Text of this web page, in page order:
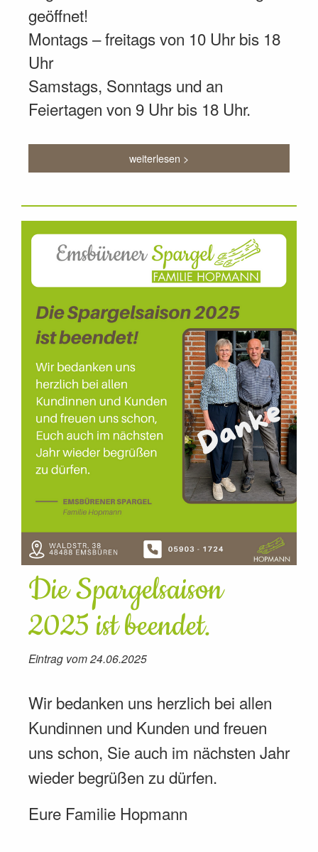
geöffnet!
Montags – freitags von 10 Uhr bis 18
Uhr
Samstags, Sonntags und an
Feiertagen von 9 Uhr bis 18 Uhr.
weiterlesen >
Die Spargelsaison
2025 ist beendet.
Eintrag vom 24.06.2025
Wir bedanken uns herzlich bei allen
Kundinnen und Kunden und freuen
uns schon, Sie auch im nächsten Jahr
wieder begrüßen zu dürfen.
Eure Familie Hopmann